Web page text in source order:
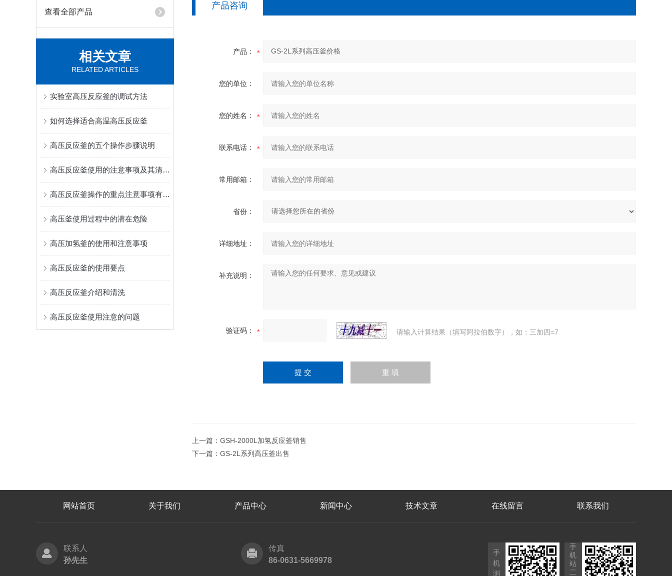
查看全部产品
相关文章
RELATED ARTICLES
实验室高压反应釜的调试方法
如何选择适合高温高压反应釜
高压反应釜的五个操作步骤说明
高压反应釜使用的注意事项及其清洗方法介绍
高压反应釜操作的重点注意事项有哪些？
高压釜使用过程中的潜在危险
高压加氢釜的使用和注意事项
高压反应釜的使用要点
高压反应釜介绍和清洗
高压反应釜使用注意的问题
产品咨询
产品：
您的单位：
您的姓名：
联系电话：
常用邮箱：
省份：
详细地址：
补充说明：
验证码： 请输入计算结果（填写阿拉伯数字），如：三加四=7
上一篇： GSH-2000L加氢反应釜销售
下一篇： GS-2L系列高压釜出售
网站首页 关于我们 产品中心 新闻中心 技术文章 在线留言 联系我们
联系人
孙先生
传真
86-0631-5669978
手
机
浏
手
机
站
二